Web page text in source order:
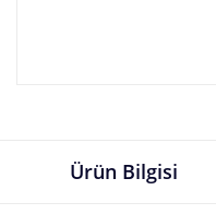
Ürün Bilgisi